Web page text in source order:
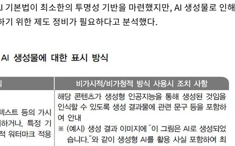
본법이 최소한의 투명성 기반을 마련했지만, AI 생성물로 인해
위한 제도 정비가 필요하다고 분석했다.